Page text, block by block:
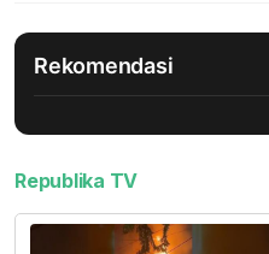
Rekomendasi
Republika TV